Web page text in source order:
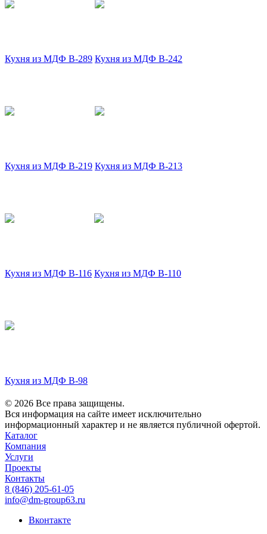
Кухня из МДФ В-289 Кухня из МДФ В-242
Кухня из МДФ В-219 Кухня из МДФ В-213
Кухня из МДФ В-116 Кухня из МДФ В-110
Кухня из МДФ В-98
© 2026 Все права защищены.
Вся информация на сайте имеет исключительно
информационный характер и не является публичной офертой.
Каталог
Компания
Услуги
Проекты
Контакты
8 (846) 205-61-05
info@dm-group63.ru
Вконтакте